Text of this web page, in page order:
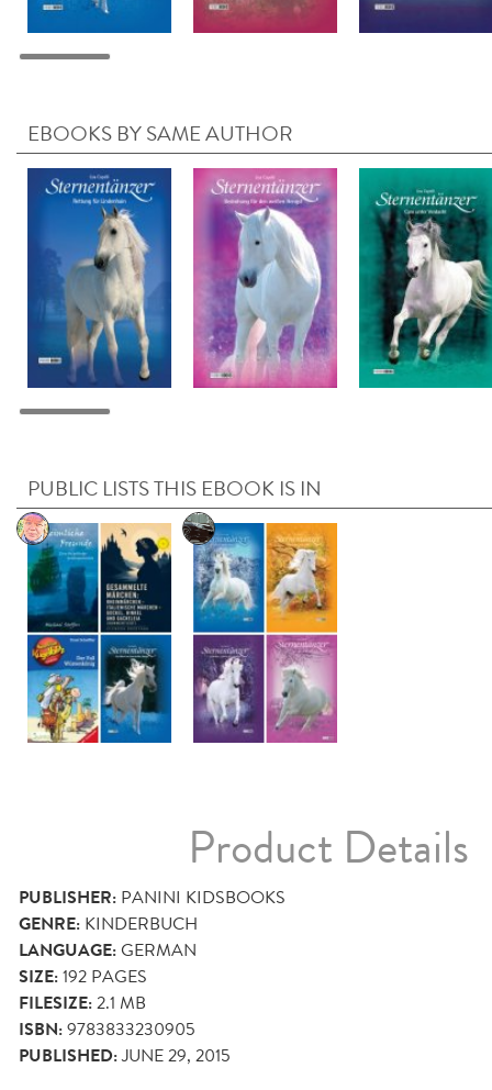
EBOOKS BY SAME AUTHOR
PUBLIC LISTS THIS EBOOK IS IN
Product Details
PUBLISHER: PANINI KIDSBOOKS
GENRE: KINDERBUCH
LANGUAGE:GERMAN
SIZE:192 PAGES
FILESIZE:2.1 MB
ISBN:9783833230905
PUBLISHED:JUNE 29, 2015